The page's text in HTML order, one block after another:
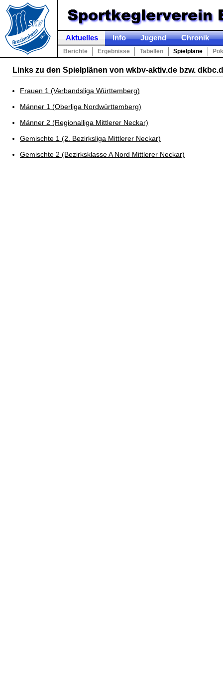
Aktuelles Info Jugend Chronik
Berichte Ergebnisse Tabellen Spielpläne
Links zu den Spielplänen von wkbv-aktiv.de bzw.
Frauen 1 (Verbandsliga Württemberg)
Männer 1 (Oberliga Nordwürttemberg)
Männer 2 (Regionalliga Mittlerer Neckar)
Gemischte 1 (2. Bezirksliga Mittlerer Neckar)
Gemischte 2 (Bezirksklasse A Nord Mittlerer Neckar)